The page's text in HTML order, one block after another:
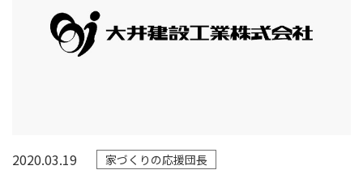
2020.03.19 家づくりの応援団長